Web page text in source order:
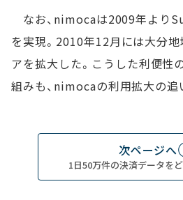
なお、nimocaは2009年より
を実現。2010年12月には大分
アを拡大した。こうした利便性
組みも、nimocaの利用拡大の追
次ページへ
1日50万件の決済データを